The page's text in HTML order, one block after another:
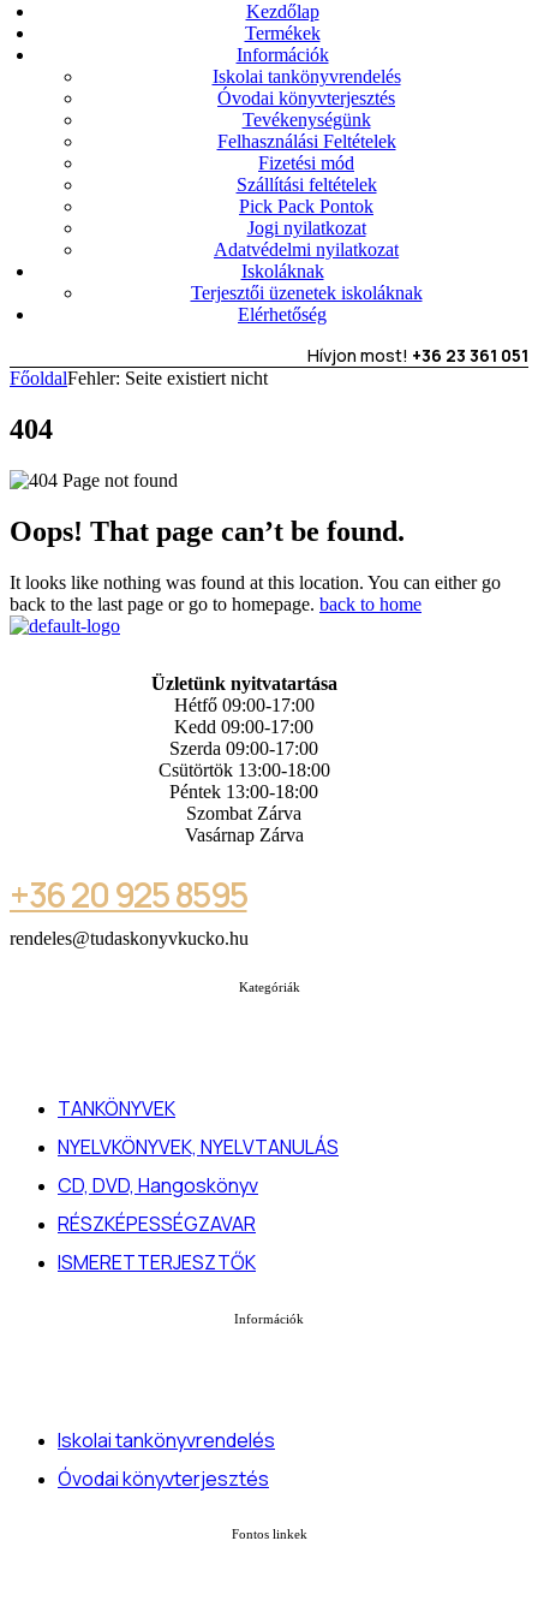
Kezdőlap
Termékek
Információk
Iskolai tankönyvrendelés
Óvodai könyvterjesztés
Tevékenységünk
Felhasználási Feltételek
Fizetési mód
Szállítási feltételek
Pick Pack Pontok
Jogi nyilatkozat
Adatvédelmi nyilatkozat
Iskoláknak
Terjesztői üzenetek iskoláknak
Elérhetőség
Hívjon most! +36 23 361 051
FőoldalFehler: Seite existiert nicht
404
Oops! That page can’t be found.
It looks like nothing was found at this location. You can either go
back to the last page or go to homepage. back to home
Üzletünk nyitvatartása
Hétfő 09:00-17:00
Kedd 09:00-17:00
Szerda 09:00-17:00
Csütörtök 13:00-18:00
Péntek 13:00-18:00
Szombat Zárva
Vasárnap Zárva
+36 20 925 8595
rendeles@tudaskonyvkucko.hu
Kategóriák
TANKÖNYVEK
NYELVKÖNYVEK, NYELVTANULÁS
CD, DVD, Hangoskönyv
RÉSZKÉPESSÉGZAVAR
ISMERETTERJESZTŐK
Információk
Iskolai tankönyvrendelés
Óvodai könyvterjesztés
Fontos linkek